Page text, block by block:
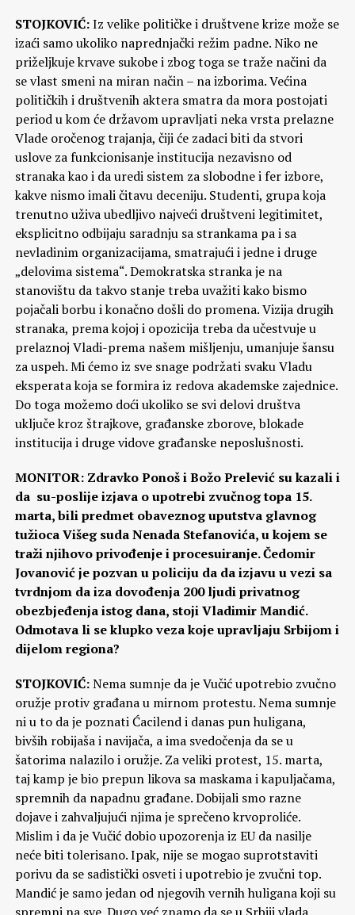
STOJKOVIĆ:Iz velike političke i društvene krize može se
izaći samo ukoliko naprednjački režim padne. Niko ne
priželjkuje krvave sukobe i zbog toga se traže načini da
se vlast smeni na miran način – na izborima. Većina
političkih i društvenih aktera smatra da mora postojati
period u kom će državom upravljati neka vrsta prelazne
Vlade oročenog trajanja, čiji će zadaci biti da stvori
uslove za funkcionisanje institucija nezavisno od
stranaka kao i da uredi sistem za slobodne i fer izbore,
kakve nismo imali čitavu deceniju. Studenti, grupa koja
trenutno uživa ubedljivo najveći društveni legitimitet,
eksplicitno odbijaju saradnju sa strankama pa i sa
nevladinim organizacijama, smatrajući i jedne i druge
„delovima sistema“. Demokratska stranka je na
stanovištu da takvo stanje treba uvažiti kako bismo
pojačali borbu i konačno došli do promena. Vizija drugih
stranaka, prema kojoj i opozicija treba da učestvuje u
prelaznoj Vladi-prema našem mišljenju, umanjuje šansu
za uspeh. Mi ćemo iz sve snage podržati svaku Vladu
eksperata koja se formira iz redova akademske zajednice.
Do toga možemo doći ukoliko se svi delovi društva
uključe kroz štrajkove, građanske zborove, blokade
institucija i druge vidove građanske neposlušnosti.
MONITOR: Zdravko Ponoš i Božo Prelević su kazali i
da su-poslije izjava o upotrebi zvučnog topa 15.
marta, bili predmet obaveznog uputstva glavnog
tužioca Višeg suda Nenada Stefanovića, u kojem se
traži njihovo privođenje i procesuiranje. Čedomir
Jovanović je pozvan u policiju da da izjavu u vezi sa
tvrdnjom da iza dovođenja 200 ljudi privatnog
obezbjeđenja istog dana, stoji Vladimir Mandić.
Odmotava li se klupko veza koje upravljaju Srbijom i
dijelom regiona?
STOJKOVIĆ:Nema sumnje da je Vučić upotrebio zvučno
oružje protiv građana u mirnom protestu. Nema sumnje
ni u to da je poznati Ćacilend i danas pun huligana,
bivših robijaša i navijača, a ima svedočenja da se u
šatorima nalazilo i oružje. Za veliki protest, 15. marta,
taj kamp je bio prepun likova sa maskama i kapuljačama,
spremnih da napadnu građane. Dobijali smo razne
dojave i zahvaljujući njima je sprečeno krvoproliće.
Mislim i da je Vučić dobio upozorenja iz EU da nasilje
neće biti tolerisano. Ipak, nije se mogao suprotstaviti
porivu da se sadistički osveti i upotrebio je zvučni top.
Mandić je samo jedan od njegovih vernih huligana koji su